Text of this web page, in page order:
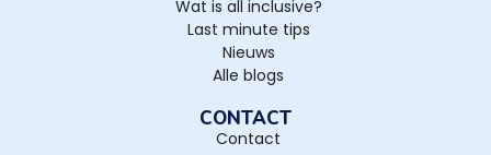
Wat is all inclusive?
Last minute tips
Nieuws
Alle blogs
CONTACT
Contact